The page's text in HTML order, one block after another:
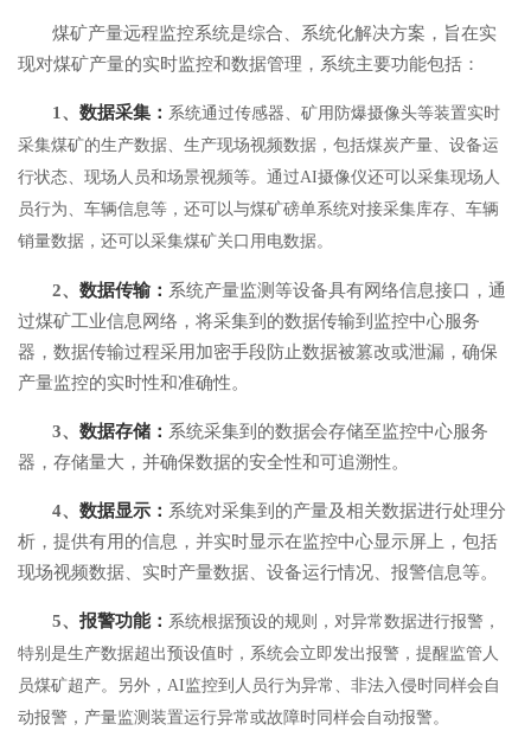
煤矿产量远程监控系统是综合、系统化解决方案，旨在实
现对煤矿产量的实时监控和数据管理，系统主要功能包括：
1、 数据采集： 系统通过传感器、矿用防爆摄像头等装置实时
采集煤矿的生产数据、生产现场视频数据，包括煤炭产量、设备运
行状态、现场人员和场景视频等。通过AI摄像仪还可以采集现场人
员行为、车辆信息等，还可以与煤矿磅单系统对接采集库存、车辆
销量数据，还可以采集煤矿关口用电数据。
2、 数据传输： 系统产量监测等设备具有网络信息接口，通
过煤矿工业信息网络，将采集到的数据传输到监控中心服务
器，数据传输过程采用加密手段防止数据被篡改或泄漏，确保
产量监控的实时性和准确性。
3、 数据存储： 系统采集到的数据会存储至监控中心服务
器，存储量大，并确保数据的安全性和可追溯性。
4、 数据显示： 系统对采集到的产量及相关数据进行处理分
析，提供有用的信息，并实时显示在监控中心显示屏上，包括
现场视频数据、实时产量数据、设备运行情况、报警信息等。
5、 报警功能： 系统根据预设的规则，对异常数据进行报警，
特别是生产数据超出预设值时，系统会立即发出报警，提醒监管人
员煤矿超产。另外， AI监控到人员行为异常、非法入侵时同样会自
动报警，产量监测装置运行异常或故障时同样会自动报警。